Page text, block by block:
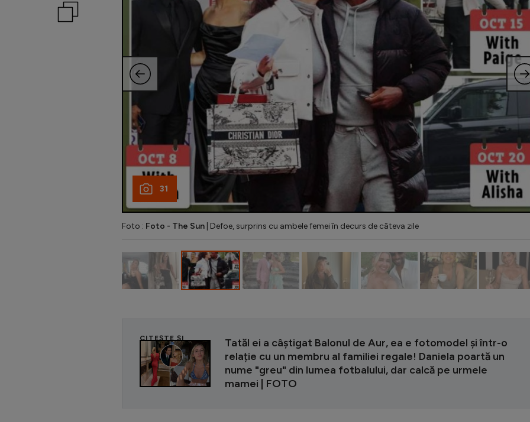
31
Foto : Foto - The Sun | Defoe, surprins cu ambele femei în decurs de câteva zile
CITEȘTE ȘI
Tatăl ei a câștigat Balonul de Aur, ea e fotomodel și într-o
relație cu un membru al familiei regale! Daniela poartă un
nume "greu" din lumea fotbalului, dar calcă pe urmele
mamei | FOTO